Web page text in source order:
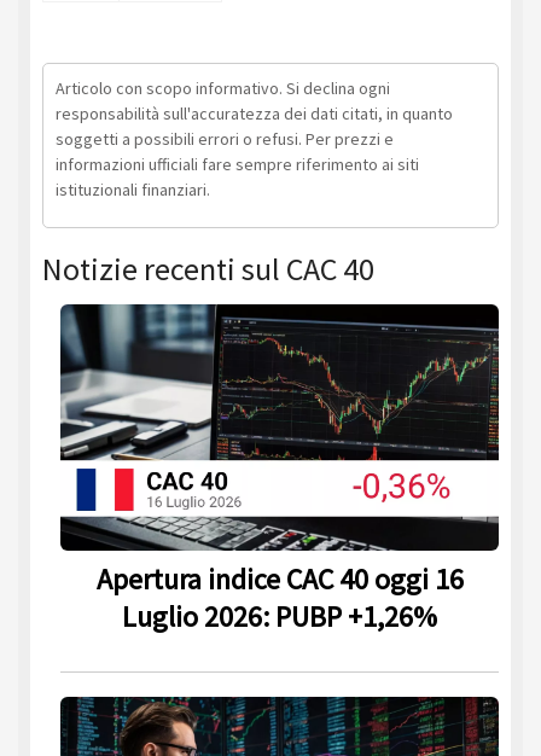
Articolo con scopo informativo. Si declina ogni
responsabilità sull'accuratezza dei dati citati, in quanto
soggetti a possibili errori o refusi. Per prezzi e
informazioni ufficiali fare sempre riferimento ai siti
istituzionali finanziari.
Notizie recenti sul CAC 40
Apertura indice CAC 40 oggi 16
Luglio 2026: PUBP +1,26%